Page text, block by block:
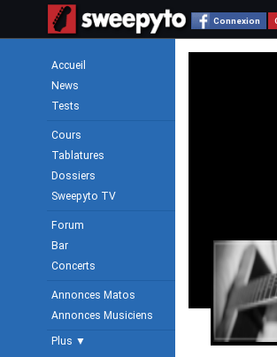
Connexion
Accueil
News
Tests
Cours
Tablatures
Dossiers
Sweepyto TV
Forum
Bar
Concerts
Annonces Matos
Annonces Musiciens
Plus ▼